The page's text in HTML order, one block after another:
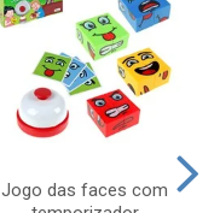
Jogo das faces com